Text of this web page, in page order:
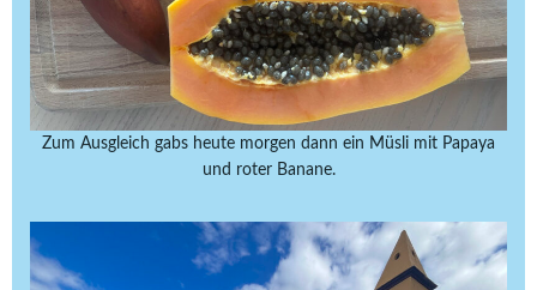
Zum Ausgleich gabs heute morgen dann ein Müsli mit Papaya
und roter Banane.